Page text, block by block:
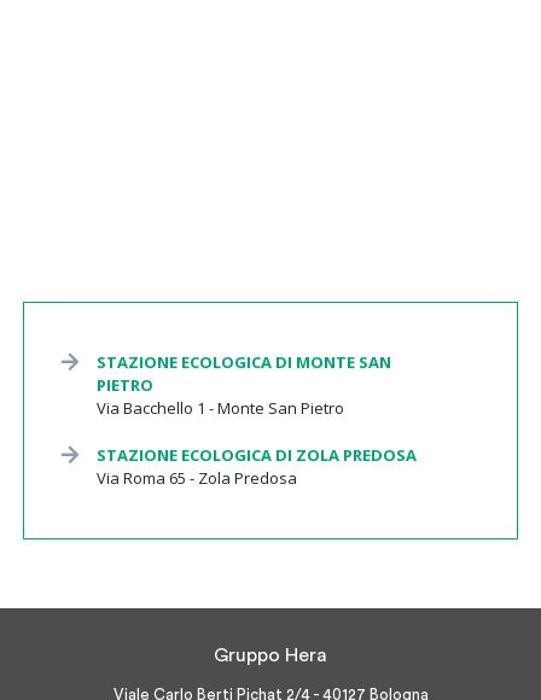
STAZIONE ECOLOGICA DI MONTE SAN
PIETRO
Via Bacchello 1 - Monte San Pietro
STAZIONE ECOLOGICA DI ZOLA PREDOSA
Via Roma 65 - Zola Predosa
Gruppo Hera
Viale Carlo Berti Pichat 2/4 - 40127 Bologna